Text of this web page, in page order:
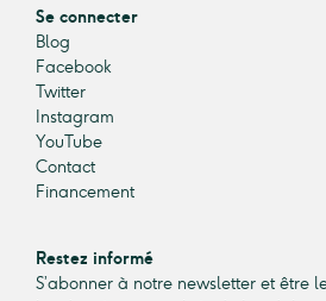
Se connecter
Blog
Facebook
Twitter
Instagram
YouTube
Contact
Financement
Restez informé
S’abonner à notre newsletter et être